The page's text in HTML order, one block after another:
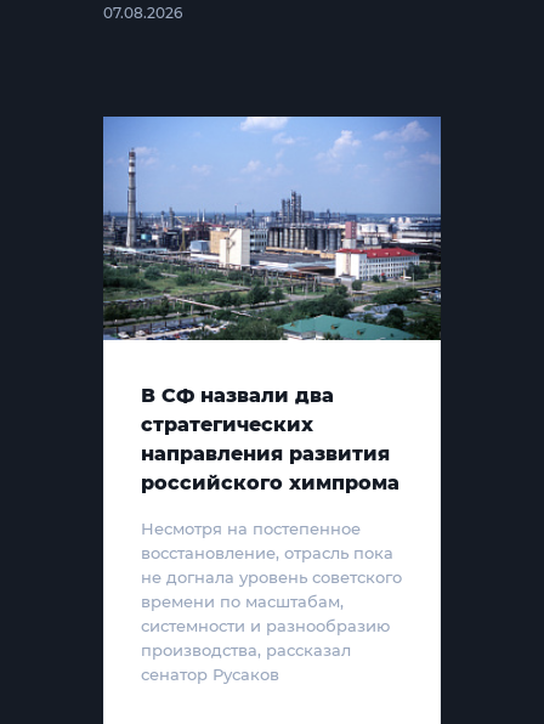
07.08.2026
В СФ назвали два
стратегических
направления развития
российского химпрома
Несмотря на постепенное
восстановление, отрасль пока
не догнала уровень советского
времени по масштабам,
системности и разнообразию
производства, рассказал
сенатор Русаков